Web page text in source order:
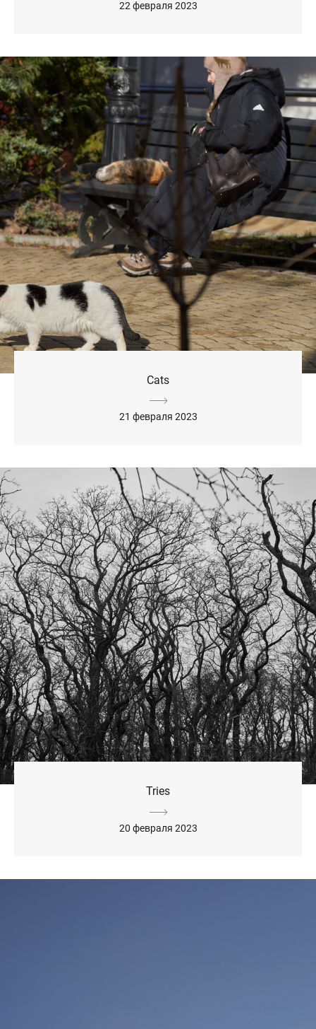
22 февраля 2023
Cats
21 февраля 2023
Tries
20 февраля 2023